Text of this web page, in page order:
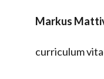
Markus
curriculum